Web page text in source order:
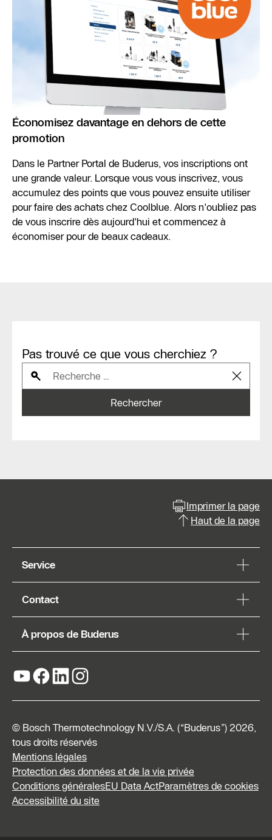
Économisez davantage en dehors de cette
promotion
Dans le Partner Portal de Buderus, vos inscriptions ont
une grande valeur. Lorsque vous vous inscrivez, vous
accumulez des points que vous pouvez ensuite utiliser
pour faire des achats chez Coolblue. Alors n'oubliez pas
de vous inscrire dès aujourd'hui et commencez à
économiser pour de beaux cadeaux.
Pas trouvé ce que vous cherchiez ?
Rechercher
Imprimer la page
Haut de la page
Service
Contact
À propos de Buderus
© Bosch Thermotechnology N.V./S.A. (“Buderus”) 2026,
tous droits réservés
Mentions légales
Protection des données et de la vie privée
Conditions généralesEU Data ActParamètres de cookies
Accessibilité du site